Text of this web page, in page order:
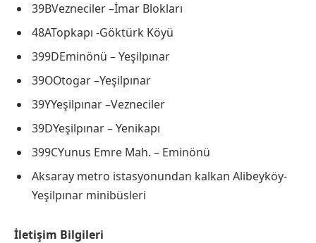
39BVezneciler –İmar Blokları
48ATopkapı -Göktürk Köyü
399DEminönü – Yeşilpınar
39OOtogar –Yeşilpınar
39YYeşilpınar –Vezneciler
39DYeşilpınar – Yenikapı
399CYunus Emre Mah. – Eminönü
Aksaray metro istasyonundan kalkan Alibeyköy-
Yeşilpınar minibüsleri
İletişim Bilgileri